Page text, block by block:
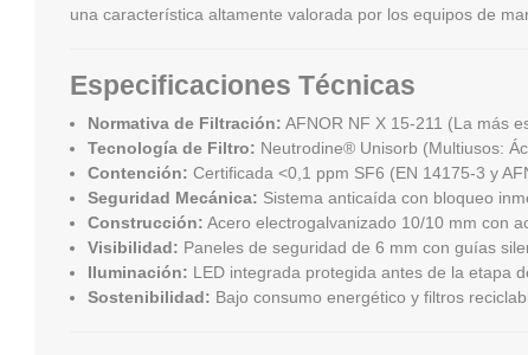
una característica altamente valorada por los equipos de
Especificaciones Técnicas
Normativa de Filtración: AFNOR NF X 15-211 (La más
Tecnología de Filtro: Neutrodine® Unisorb (Multiusos:
Contención: Certificada <0,1 ppm SF6 (EN 14175-3 y
Seguridad Mecánica: Sistema anticaída con bloqueo
Construcción: Acero electrogalvanizado 10/10 mm con
Visibilidad: Paneles de seguridad de 6 mm con guías
Iluminación: LED integrada protegida antes de la etapa
Sostenibilidad: Bajo consumo energético y filtros